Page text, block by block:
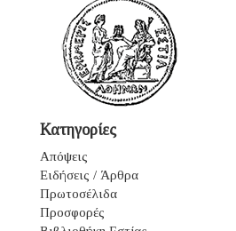
Κατηγορίες
Απόψεις
Ειδήσεις / Άρθρα
Πρωτοσέλιδα
Προσφορές